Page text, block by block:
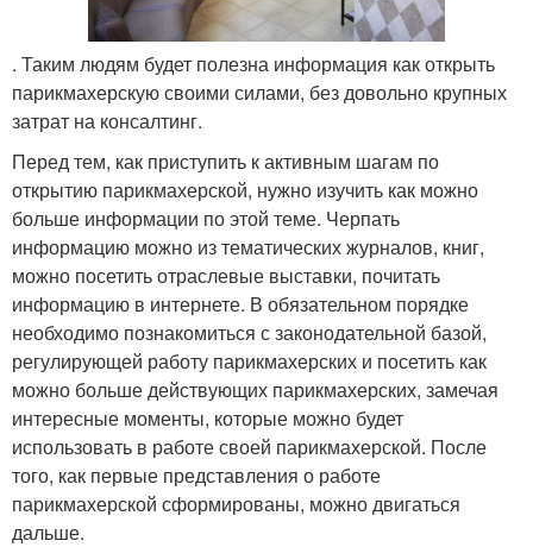
. Таким людям будет полезна информация как открыть
парикмахерскую своими силами, без довольно крупных
затрат на консалтинг.
Перед тем, как приступить к активным шагам по
открытию парикмахерской, нужно изучить как можно
больше информации по этой теме. Черпать
информацию можно из тематических журналов, книг,
можно посетить отраслевые выставки, почитать
информацию в интернете. В обязательном порядке
необходимо познакомиться с законодательной базой,
регулирующей работу парикмахерских и посетить как
можно больше действующих парикмахерских, замечая
интересные моменты, которые можно будет
использовать в работе своей парикмахерской. После
того, как первые представления о работе
парикмахерской сформированы, можно двигаться
дальше.